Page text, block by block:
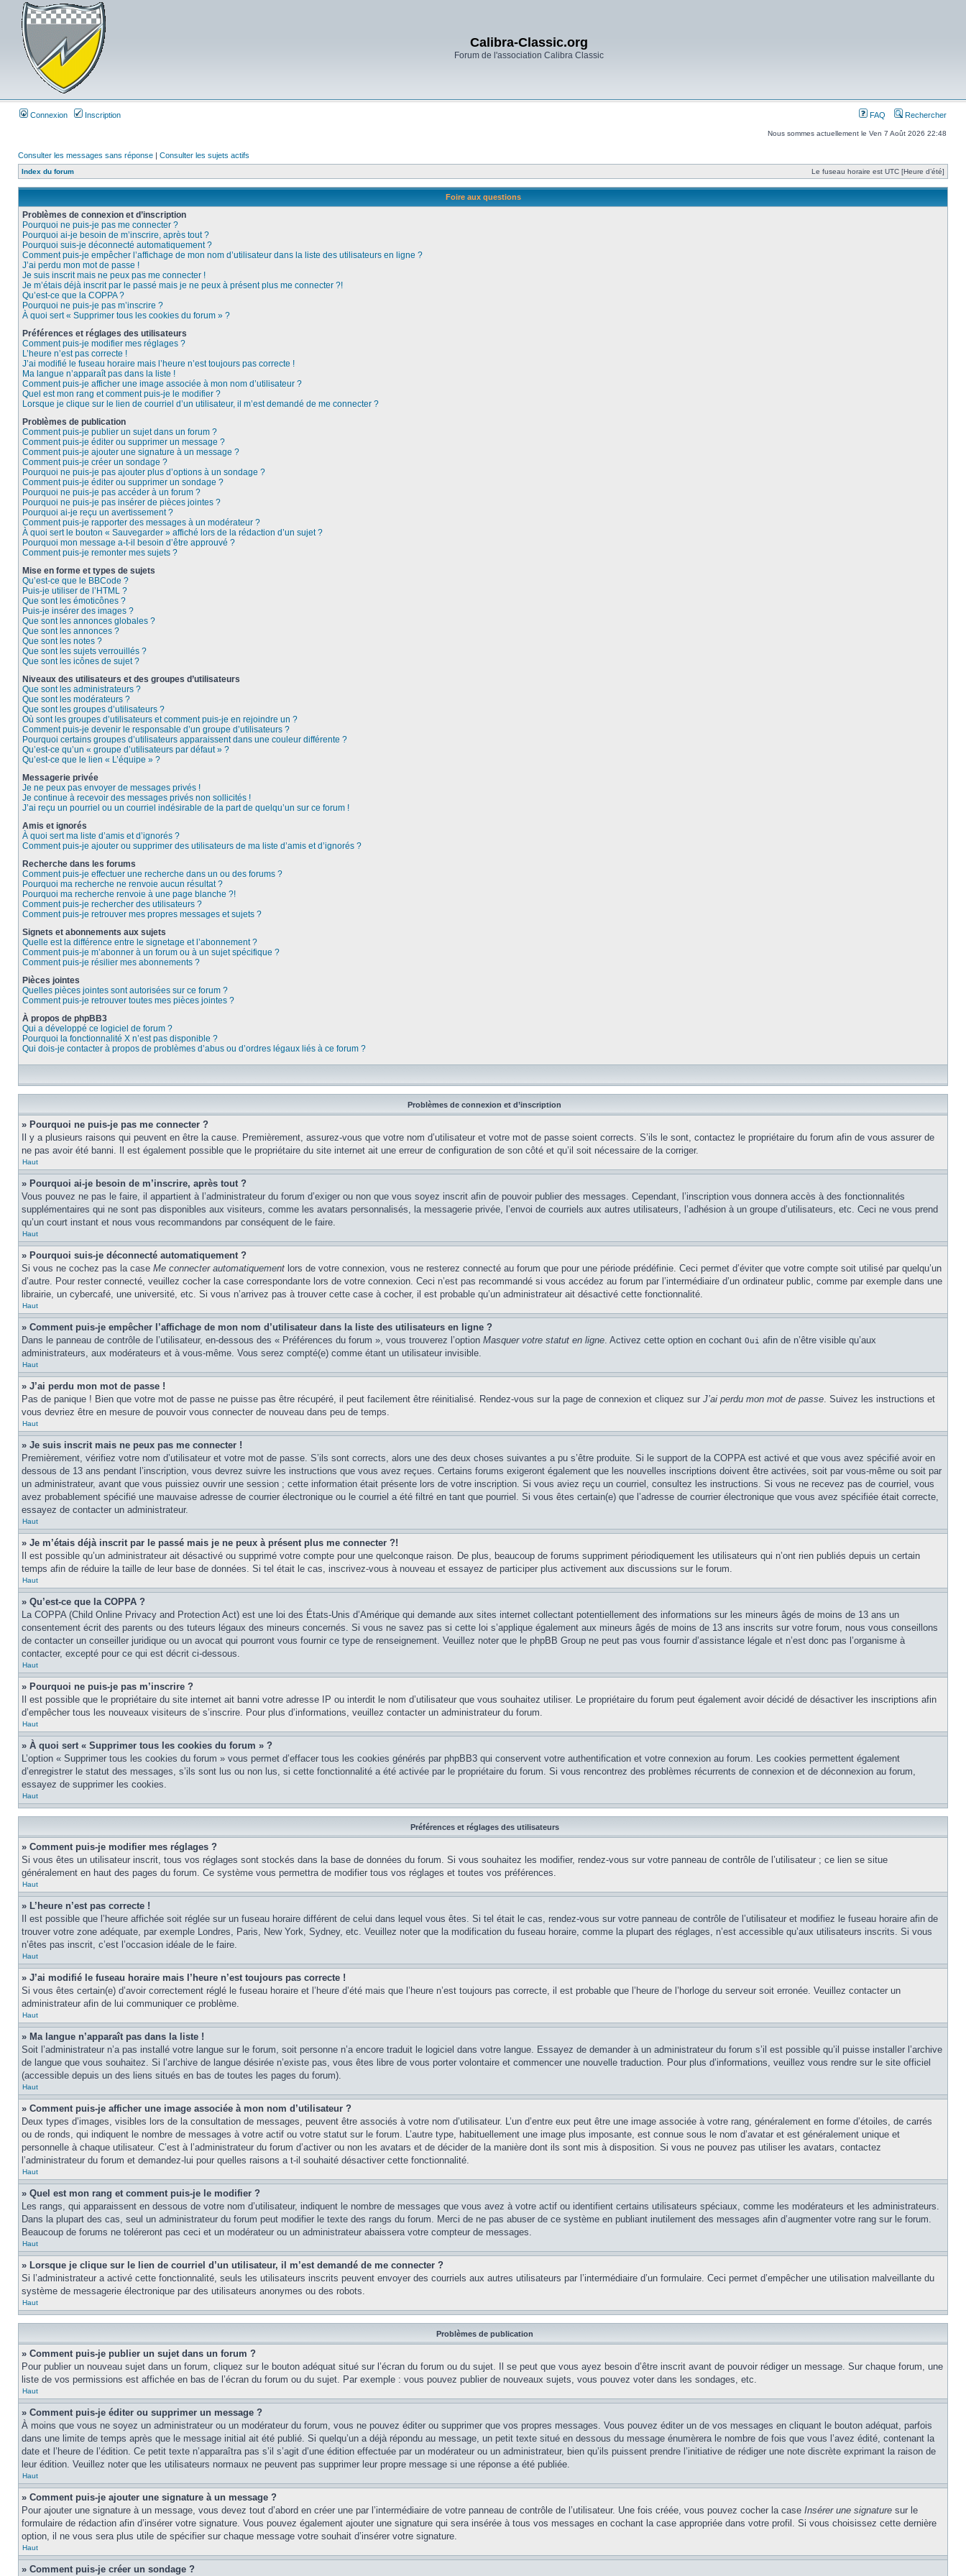
Calibra-Classic.org
Forum de l'association Calibra Classic
Connexion Inscription FAQ Rechercher
Nous sommes actuellement le Ven 7 Août 2026 22:48
Consulter les messages sans réponse | Consulter les sujets actifs
Index du forum Le fuseau horaire est UTC [Heure d’été]
Foire aux questions
Problèmes de connexion et d’inscription
Pourquoi ne puis-je pas me connecter ?
Pourquoi ai-je besoin de m’inscrire, après tout ?
Pourquoi suis-je déconnecté automatiquement ?
Comment puis-je empêcher l’affichage de mon nom d’utilisateur dans la liste des utilisateurs en ligne ?
J’ai perdu mon mot de passe !
Je suis inscrit mais ne peux pas me connecter !
Je m’étais déjà inscrit par le passé mais je ne peux à présent plus me connecter ?!
Qu’est-ce que la COPPA ?
Pourquoi ne puis-je pas m’inscrire ?
À quoi sert « Supprimer tous les cookies du forum » ?
Préférences et réglages des utilisateurs
Comment puis-je modifier mes réglages ?
L’heure n’est pas correcte !
J’ai modifié le fuseau horaire mais l’heure n’est toujours pas correcte !
Ma langue n’apparaît pas dans la liste !
Comment puis-je afficher une image associée à mon nom d’utilisateur ?
Quel est mon rang et comment puis-je le modifier ?
Lorsque je clique sur le lien de courriel d’un utilisateur, il m’est demandé de me connecter ?
Problèmes de publication
Comment puis-je publier un sujet dans un forum ?
Comment puis-je éditer ou supprimer un message ?
Comment puis-je ajouter une signature à un message ?
Comment puis-je créer un sondage ?
Pourquoi ne puis-je pas ajouter plus d’options à un sondage ?
Comment puis-je éditer ou supprimer un sondage ?
Pourquoi ne puis-je pas accéder à un forum ?
Pourquoi ne puis-je pas insérer de pièces jointes ?
Pourquoi ai-je reçu un avertissement ?
Comment puis-je rapporter des messages à un modérateur ?
À quoi sert le bouton « Sauvegarder » affiché lors de la rédaction d’un sujet ?
Pourquoi mon message a-t-il besoin d’être approuvé ?
Comment puis-je remonter mes sujets ?
Mise en forme et types de sujets
Qu’est-ce que le BBCode ?
Puis-je utiliser de l’HTML ?
Que sont les émoticônes ?
Puis-je insérer des images ?
Que sont les annonces globales ?
Que sont les annonces ?
Que sont les notes ?
Que sont les sujets verrouillés ?
Que sont les icônes de sujet ?
Niveaux des utilisateurs et des groupes d’utilisateurs
Que sont les administrateurs ?
Que sont les modérateurs ?
Que sont les groupes d’utilisateurs ?
Où sont les groupes d’utilisateurs et comment puis-je en rejoindre un ?
Comment puis-je devenir le responsable d’un groupe d’utilisateurs ?
Pourquoi certains groupes d’utilisateurs apparaissent dans une couleur différente ?
Qu’est-ce qu’un « groupe d’utilisateurs par défaut » ?
Qu’est-ce que le lien « L’équipe » ?
Messagerie privée
Je ne peux pas envoyer de messages privés !
Je continue à recevoir des messages privés non sollicités !
J’ai reçu un pourriel ou un courriel indésirable de la part de quelqu’un sur ce forum !
Amis et ignorés
À quoi sert ma liste d’amis et d’ignorés ?
Comment puis-je ajouter ou supprimer des utilisateurs de ma liste d’amis et d’ignorés ?
Recherche dans les forums
Comment puis-je effectuer une recherche dans un ou des forums ?
Pourquoi ma recherche ne renvoie aucun résultat ?
Pourquoi ma recherche renvoie à une page blanche ?!
Comment puis-je rechercher des utilisateurs ?
Comment puis-je retrouver mes propres messages et sujets ?
Signets et abonnements aux sujets
Quelle est la différence entre le signetage et l’abonnement ?
Comment puis-je m’abonner à un forum ou à un sujet spécifique ?
Comment puis-je résilier mes abonnements ?
Pièces jointes
Quelles pièces jointes sont autorisées sur ce forum ?
Comment puis-je retrouver toutes mes pièces jointes ?
À propos de phpBB3
Qui a développé ce logiciel de forum ?
Pourquoi la fonctionnalité X n’est pas disponible ?
Qui dois-je contacter à propos de problèmes d’abus ou d’ordres légaux liés à ce forum ?
Problèmes de connexion et d’inscription
» Pourquoi ne puis-je pas me connecter ?
Il y a plusieurs raisons qui peuvent en être la cause. Premièrement, assurez-vous que votre nom d’utilisateur et votre mot de passe soient corrects. S’ils le sont, contactez le propriétaire du forum afin de vous assurer de
ne pas avoir été banni. Il est également possible que le propriétaire du site internet ait une erreur de configuration de son côté et qu’il soit nécessaire de la corriger.
Haut
» Pourquoi ai-je besoin de m’inscrire, après tout ?
Vous pouvez ne pas le faire, il appartient à l’administrateur du forum d’exiger ou non que vous soyez inscrit afin de pouvoir publier des messages. Cependant, l’inscription vous donnera accès à des fonctionnalités
supplémentaires qui ne sont pas disponibles aux visiteurs, comme les avatars personnalisés, la messagerie privée, l’envoi de courriels aux autres utilisateurs, l’adhésion à un groupe d’utilisateurs, etc. Ceci ne vous prend
qu’un court instant et nous vous recommandons par conséquent de le faire.
Haut
» Pourquoi suis-je déconnecté automatiquement ?
Si vous ne cochez pas la case Me connecter automatiquement lors de votre connexion, vous ne resterez connecté au forum que pour une période prédéfinie. Ceci permet d’éviter que votre compte soit utilisé par quelqu’un
d’autre. Pour rester connecté, veuillez cocher la case correspondante lors de votre connexion. Ceci n’est pas recommandé si vous accédez au forum par l’intermédiaire d’un ordinateur public, comme par exemple dans une
librairie, un cybercafé, une université, etc. Si vous n’arrivez pas à trouver cette case à cocher, il est probable qu’un administrateur ait désactivé cette fonctionnalité.
Haut
» Comment puis-je empêcher l’affichage de mon nom d’utilisateur dans la liste des utilisateurs en ligne ?
Dans le panneau de contrôle de l’utilisateur, en-dessous des « Préférences du forum », vous trouverez l’option Masquer votre statut en ligne. Activez cette option en cochant Oui afin de n’être visible qu’aux
administrateurs, aux modérateurs et à vous-même. Vous serez compté(e) comme étant un utilisateur invisible.
Haut
» J’ai perdu mon mot de passe !
Pas de panique ! Bien que votre mot de passe ne puisse pas être récupéré, il peut facilement être réinitialisé. Rendez-vous sur la page de connexion et cliquez sur J’ai perdu mon mot de passe. Suivez les instructions et
vous devriez être en mesure de pouvoir vous connecter de nouveau dans peu de temps.
Haut
» Je suis inscrit mais ne peux pas me connecter !
Premièrement, vérifiez votre nom d’utilisateur et votre mot de passe. S’ils sont corrects, alors une des deux choses suivantes a pu s’être produite. Si le support de la COPPA est activé et que vous avez spécifié avoir en
dessous de 13 ans pendant l’inscription, vous devrez suivre les instructions que vous avez reçues. Certains forums exigeront également que les nouvelles inscriptions doivent être activées, soit par vous-même ou soit par
un administrateur, avant que vous puissiez ouvrir une session ; cette information était présente lors de votre inscription. Si vous aviez reçu un courriel, consultez les instructions. Si vous ne recevez pas de courriel, vous
avez probablement spécifié une mauvaise adresse de courrier électronique ou le courriel a été filtré en tant que pourriel. Si vous êtes certain(e) que l’adresse de courrier électronique que vous avez spécifiée était correcte,
essayez de contacter un administrateur.
Haut
» Je m’étais déjà inscrit par le passé mais je ne peux à présent plus me connecter ?!
Il est possible qu’un administrateur ait désactivé ou supprimé votre compte pour une quelconque raison. De plus, beaucoup de forums suppriment périodiquement les utilisateurs qui n’ont rien publiés depuis un certain
temps afin de réduire la taille de leur base de données. Si tel était le cas, inscrivez-vous à nouveau et essayez de participer plus activement aux discussions sur le forum.
Haut
» Qu’est-ce que la COPPA ?
La COPPA (Child Online Privacy and Protection Act) est une loi des États-Unis d’Amérique qui demande aux sites internet collectant potentiellement des informations sur les mineurs âgés de moins de 13 ans un
consentement écrit des parents ou des tuteurs légaux des mineurs concernés. Si vous ne savez pas si cette loi s’applique également aux mineurs âgés de moins de 13 ans inscrits sur votre forum, nous vous conseillons
de contacter un conseiller juridique ou un avocat qui pourront vous fournir ce type de renseignement. Veuillez noter que le phpBB Group ne peut pas vous fournir d’assistance légale et n’est donc pas l’organisme à
contacter, excepté pour ce qui est décrit ci-dessous.
Haut
» Pourquoi ne puis-je pas m’inscrire ?
Il est possible que le propriétaire du site internet ait banni votre adresse IP ou interdit le nom d’utilisateur que vous souhaitez utiliser. Le propriétaire du forum peut également avoir décidé de désactiver les inscriptions afin
d’empêcher tous les nouveaux visiteurs de s’inscrire. Pour plus d’informations, veuillez contacter un administrateur du forum.
Haut
» À quoi sert « Supprimer tous les cookies du forum » ?
L’option « Supprimer tous les cookies du forum » vous permet d’effacer tous les cookies générés par phpBB3 qui conservent votre authentification et votre connexion au forum. Les cookies permettent également
d’enregistrer le statut des messages, s’ils sont lus ou non lus, si cette fonctionnalité a été activée par le propriétaire du forum. Si vous rencontrez des problèmes récurrents de connexion et de déconnexion au forum,
essayez de supprimer les cookies.
Haut
Préférences et réglages des utilisateurs
» Comment puis-je modifier mes réglages ?
Si vous êtes un utilisateur inscrit, tous vos réglages sont stockés dans la base de données du forum. Si vous souhaitez les modifier, rendez-vous sur votre panneau de contrôle de l’utilisateur ; ce lien se situe
généralement en haut des pages du forum. Ce système vous permettra de modifier tous vos réglages et toutes vos préférences.
Haut
» L’heure n’est pas correcte !
Il est possible que l’heure affichée soit réglée sur un fuseau horaire différent de celui dans lequel vous êtes. Si tel était le cas, rendez-vous sur votre panneau de contrôle de l’utilisateur et modifiez le fuseau horaire afin de
trouver votre zone adéquate, par exemple Londres, Paris, New York, Sydney, etc. Veuillez noter que la modification du fuseau horaire, comme la plupart des réglages, n’est accessible qu’aux utilisateurs inscrits. Si vous
n’êtes pas inscrit, c’est l’occasion idéale de le faire.
Haut
» J’ai modifié le fuseau horaire mais l’heure n’est toujours pas correcte !
Si vous êtes certain(e) d’avoir correctement réglé le fuseau horaire et l’heure d’été mais que l’heure n’est toujours pas correcte, il est probable que l’heure de l’horloge du serveur soit erronée. Veuillez contacter un
administrateur afin de lui communiquer ce problème.
Haut
» Ma langue n’apparaît pas dans la liste !
Soit l’administrateur n’a pas installé votre langue sur le forum, soit personne n’a encore traduit le logiciel dans votre langue. Essayez de demander à un administrateur du forum s’il est possible qu’il puisse installer l’archive
de langue que vous souhaitez. Si l’archive de langue désirée n’existe pas, vous êtes libre de vous porter volontaire et commencer une nouvelle traduction. Pour plus d’informations, veuillez vous rendre sur le site officiel
(accessible depuis un des liens situés en bas de toutes les pages du forum).
Haut
» Comment puis-je afficher une image associée à mon nom d’utilisateur ?
Deux types d’images, visibles lors de la consultation de messages, peuvent être associés à votre nom d’utilisateur. L’un d’entre eux peut être une image associée à votre rang, généralement en forme d’étoiles, de carrés
ou de ronds, qui indiquent le nombre de messages à votre actif ou votre statut sur le forum. L’autre type, habituellement une image plus imposante, est connue sous le nom d’avatar et est généralement unique et
personnelle à chaque utilisateur. C’est à l’administrateur du forum d’activer ou non les avatars et de décider de la manière dont ils sont mis à disposition. Si vous ne pouvez pas utiliser les avatars, contactez
l’administrateur du forum et demandez-lui pour quelles raisons a t-il souhaité désactiver cette fonctionnalité.
Haut
» Quel est mon rang et comment puis-je le modifier ?
Les rangs, qui apparaissent en dessous de votre nom d’utilisateur, indiquent le nombre de messages que vous avez à votre actif ou identifient certains utilisateurs spéciaux, comme les modérateurs et les administrateurs.
Dans la plupart des cas, seul un administrateur du forum peut modifier le texte des rangs du forum. Merci de ne pas abuser de ce système en publiant inutilement des messages afin d’augmenter votre rang sur le forum.
Beaucoup de forums ne toléreront pas ceci et un modérateur ou un administrateur abaissera votre compteur de messages.
Haut
» Lorsque je clique sur le lien de courriel d’un utilisateur, il m’est demandé de me connecter ?
Si l’administrateur a activé cette fonctionnalité, seuls les utilisateurs inscrits peuvent envoyer des courriels aux autres utilisateurs par l’intermédiaire d’un formulaire. Ceci permet d’empêcher une utilisation malveillante du
système de messagerie électronique par des utilisateurs anonymes ou des robots.
Haut
Problèmes de publication
» Comment puis-je publier un sujet dans un forum ?
Pour publier un nouveau sujet dans un forum, cliquez sur le bouton adéquat situé sur l’écran du forum ou du sujet. Il se peut que vous ayez besoin d’être inscrit avant de pouvoir rédiger un message. Sur chaque forum, une
liste de vos permissions est affichée en bas de l’écran du forum ou du sujet. Par exemple : vous pouvez publier de nouveaux sujets, vous pouvez voter dans les sondages, etc.
Haut
» Comment puis-je éditer ou supprimer un message ?
À moins que vous ne soyez un administrateur ou un modérateur du forum, vous ne pouvez éditer ou supprimer que vos propres messages. Vous pouvez éditer un de vos messages en cliquant le bouton adéquat, parfois
dans une limite de temps après que le message initial ait été publié. Si quelqu’un a déjà répondu au message, un petit texte situé en dessous du message énumèrera le nombre de fois que vous l’avez édité, contenant la
date et l’heure de l’édition. Ce petit texte n’apparaîtra pas s’il s’agit d’une édition effectuée par un modérateur ou un administrateur, bien qu’ils puissent prendre l’initiative de rédiger une note discrète exprimant la raison de
leur édition. Veuillez noter que les utilisateurs normaux ne peuvent pas supprimer leur propre message si une réponse a été publiée.
Haut
» Comment puis-je ajouter une signature à un message ?
Pour ajouter une signature à un message, vous devez tout d’abord en créer une par l’intermédiaire de votre panneau de contrôle de l’utilisateur. Une fois créée, vous pouvez cocher la case Insérer une signature sur le
formulaire de rédaction afin d’insérer votre signature. Vous pouvez également ajouter une signature qui sera insérée à tous vos messages en cochant la case appropriée dans votre profil. Si vous choisissez cette dernière
option, il ne vous sera plus utile de spécifier sur chaque message votre souhait d’insérer votre signature.
Haut
» Comment puis-je créer un sondage ?